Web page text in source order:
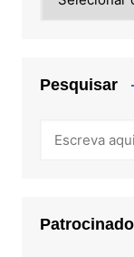
Pesquisar
Patrocinado